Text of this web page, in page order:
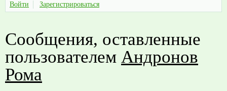
Войти Зарегистрироваться
Сообщения, оставленные
пользователем Андронов
Рома